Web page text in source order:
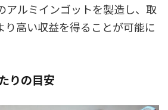
アルミインゴットを製造し、取
り高い収益を得ることが可能に
りの目安